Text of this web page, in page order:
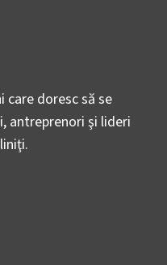
care doresc să se
antreprenori şi lideri